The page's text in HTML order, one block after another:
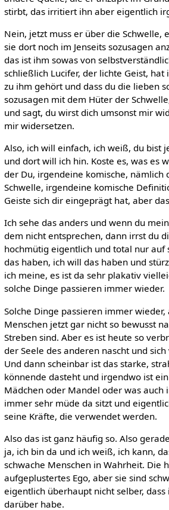
stirbt, das irritiert ihn aber eigentlich
Nein, jetzt muss er über die Schwelle,
sie dort noch im Jenseits sozusagen
das ist ihm sowas von
schließlich Lucifer, der lichte Geist, hat
zu ihm gehört und dass du die lieben
sozusagen mit dem Hüter der
und sagt, du wirst dich umsonst mir
mir widersetzen.
Also, ich will einfach, ich weiß, du bist
und dort will ich hin. Koste es, was es
der Du, irgendeine komische, nämlich
Schwelle, irgendeine komische
Geiste sich dir eingeprägt hat, aber
Ich sehe das anders und wenn du
dem nicht entsprechen, dann irrst du
hochmütig eigentlich und total nur auf
das haben, ich will das haben und
ich meine, es ist da sehr plakativ
solche Dinge passieren immer wieder.
Solche Dinge passieren immer wieder,
Menschen jetzt gar nicht so bewusst
Streben sind. Aber es ist heute so
der Seele des anderen nascht und
Und dann scheinbar ist das starke,
könnende dasteht und irgendwo ist
Mädchen oder Mandel oder was auch
immer sehr müde da sitzt und
seine Kräfte, die verwendet werden.
Also das ist ganz häufig so. Also
ja, ich bin da und ich weiß, ich kann,
schwache Menschen in Wahrheit. Die
aufgeplustertes Ego, aber sie sind
eigentlich überhaupt nicht selber, dass
darüber habe.